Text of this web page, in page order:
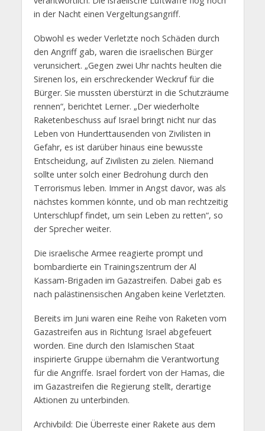
in der Nacht einen Vergeltungsangriff.
Obwohl es weder Verletzte noch Schäden durch
den Angriff gab, waren die israelischen Bürger
verunsichert. „Gegen zwei Uhr nachts heulten die
Sirenen los, ein erschreckender Weckruf für die
Bürger. Sie mussten überstürzt in die Schutzräume
rennen“, berichtet Lerner. „Der wiederholte
Raketenbeschuss auf Israel bringt nicht nur das
Leben von Hunderttausenden von Zivilisten in
Gefahr, es ist darüber hinaus eine bewusste
Entscheidung, auf Zivilisten zu zielen. Niemand
sollte unter solch einer Bedrohung durch den
Terrorismus leben. Immer in Angst davor, was als
nächstes kommen könnte, und ob man rechtzeitig
Unterschlupf findet, um sein Leben zu retten“, so
der Sprecher weiter.
Die israelische Armee reagierte prompt und
bombardierte ein Trainingszentrum der Al
Kassam-Brigaden im Gazastreifen. Dabei gab es
nach palästinensischen Angaben keine Verletzten.
Bereits im Juni waren eine Reihe von Raketen vom
Gazastreifen aus in Richtung Israel abgefeuert
worden. Eine durch den Islamischen Staat
inspirierte Gruppe übernahm die Verantwortung
für die Angriffe. Israel fordert von der Hamas, die
im Gazastreifen die Regierung stellt, derartige
Aktionen zu unterbinden.
Archivbild: Die Überreste einer Rakete aus dem